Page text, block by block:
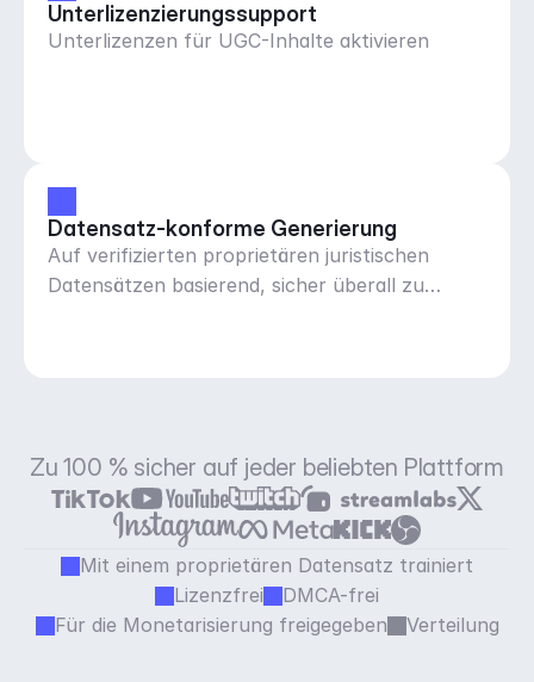
Unterlizenzierungssupport
Unterlizenzen für UGC-Inhalte aktivieren
Datensatz-konforme Generierung
Auf verifizierten proprietären juristischen
Datensätzen basierend, sicher überall zu
Zu 100 % sicher auf jeder beliebten Plattform
Mit einem proprietären Datensatz trainiert
Lizenzfrei
DMCA-frei
Für die Monetarisierung freigegeben
Verteilung